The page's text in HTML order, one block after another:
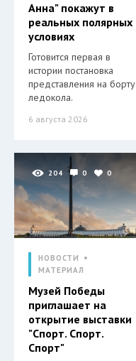
Анна" покажут в
реальных полярных
условиях
Готовится первая в
истории постановка
представления на борту
ледокола.
6 августа 2026
204 0 0
НОВОСТИ
МАТЕРИАЛ
Музей Победы
приглашает на
открытие выставки
"Спорт. Спорт.
Спорт"